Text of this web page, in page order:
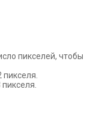
пикселей, чтобы